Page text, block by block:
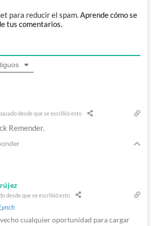
para reducir el spam.Aprende cómo se
tus comentarios.
desde que se escribió esto
Remender.
desde que se escribió esto
cualquier oportunidad para cargar